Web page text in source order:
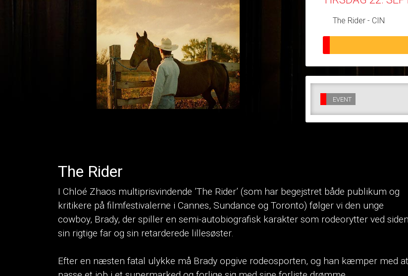
The Rider - CIN
EVENT
The Rider
I Chloé Zhaos multiprisvindende ’The Rider’ (som har begejstret både publikum og
kritikere på filmfestivalerne i Cannes, Sundance og Toronto) følger vi den unge
cowboy, Brady, der spiller en semi-autobiografisk karakter som rodeorytter ved
sin rigtige far og sin retarderede lillesøster.
Efter en næsten fatal ulykke må Brady opgive rodeosporten, og han kæmper med at